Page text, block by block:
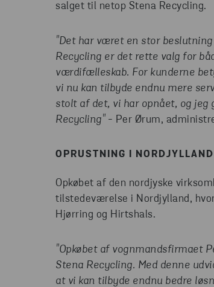
salget til netop Stena Recycling.
"Det har været en stor
Recycling er det rette valg for
værdifælleskab. For kunderne
vi nu kan tilbyde endnu mere
stolt af det, vi har opnået, og
Recycling" - Per Ørum,
OPRUSTNING I
Opkøbet af den nordjyske
tilstedeværelse i Nordjylland,
Hjørring og Hirtshals.
"Opkøbet af vognmandsfirmaet
Stena Recycling. Med denne
at vi kan tilbyde endnu bedre